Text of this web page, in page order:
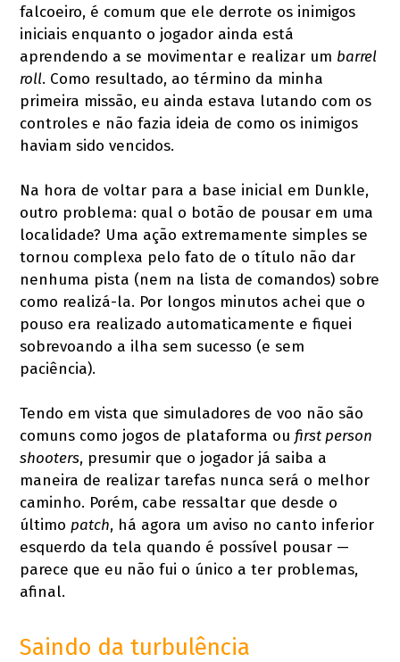
falcoeiro, é comum que ele derrote os inimigos
iniciais enquanto o jogador ainda está
aprendendo a se movimentar e realizar um barrel
roll. Como resultado, ao término da minha
primeira missão, eu ainda estava lutando com os
controles e não fazia ideia de como os inimigos
haviam sido vencidos.
Na hora de voltar para a base inicial em Dunkle,
outro problema: qual o botão de pousar em uma
localidade? Uma ação extremamente simples se
tornou complexa pelo fato de o título não dar
nenhuma pista (nem na lista de comandos) sobre
como realizá-la. Por longos minutos achei que o
pouso era realizado automaticamente e fiquei
sobrevoando a ilha sem sucesso (e sem
paciência).
Tendo em vista que simuladores de voo não são
comuns como jogos de plataforma oufirst person
shooters, presumir que o jogador já saiba a
maneira de realizar tarefas nunca será o melhor
caminho. Porém, cabe ressaltar que desde o
último patch, há agora um aviso no canto inferior
esquerdo da tela quando é possível pousar —
parece que eu não fui o único a ter problemas,
afinal.
Saindo da turbulência